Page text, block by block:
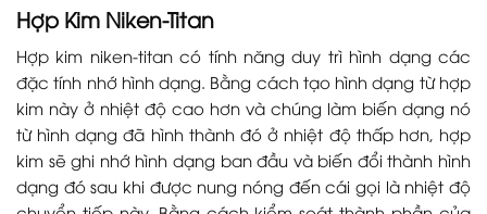
Hợp Kim Niken-Titan
Hợp kim niken-titan có tính năng duy trì hình dạng các
đặc tính nhớ hình dạng. Bằng cách tạo hình dạng từ hợp
kim này ở nhiệt độ cao hơn và chúng làm biến dạng nó
từ hình dạng đã hình thành đó ở nhiệt độ thấp hơn, hợp
kim sẽ ghi nhớ hình dạng ban đầu và biến đổi thành hình
dạng đó sau khi được nung nóng đến cái gọi là nhiệt độ